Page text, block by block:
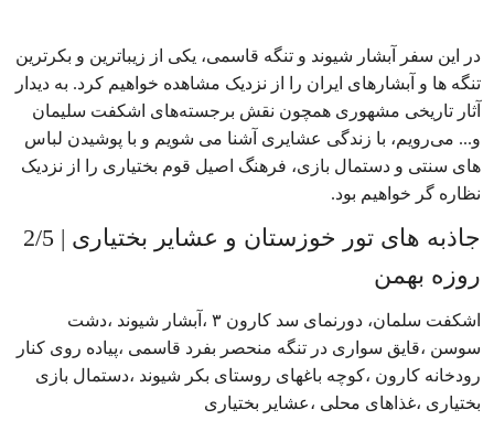
در این سفر آبشار شیوند و تنگه قاسمی، یکی از زیباترین و بکرترین
تنگه ها و آبشارهای ایران را از نزدیک مشاهده خواهیم کرد. به دیدار
آثار تاریخی مشهوری همچون نقش برجسته‌های اشکفت سلیمان
و... می‌رویم، با زندگی عشایری آشنا می شویم و با پوشیدن لباس
های سنتی و دستمال بازی، فرهنگ اصیل قوم بختیاری را از نزدیک
نظاره گر خواهیم بود.
جاذبه های تور خوزستان و عشایر بختیاری | 2/5
روزه بهمن
اشکفت سلمان، دورنمای سد کارون ۳ ،آبشار شیوند ،دشت
سوسن ،قایق سواری در تنگه منحصر بفرد قاسمی ،پیاده روی کنار
رودخانه کارون ،کوچه باغهای روستای بکر شیوند ،دستمال بازی
بختیاری ،غذاهای محلی ،عشایر بختیاری